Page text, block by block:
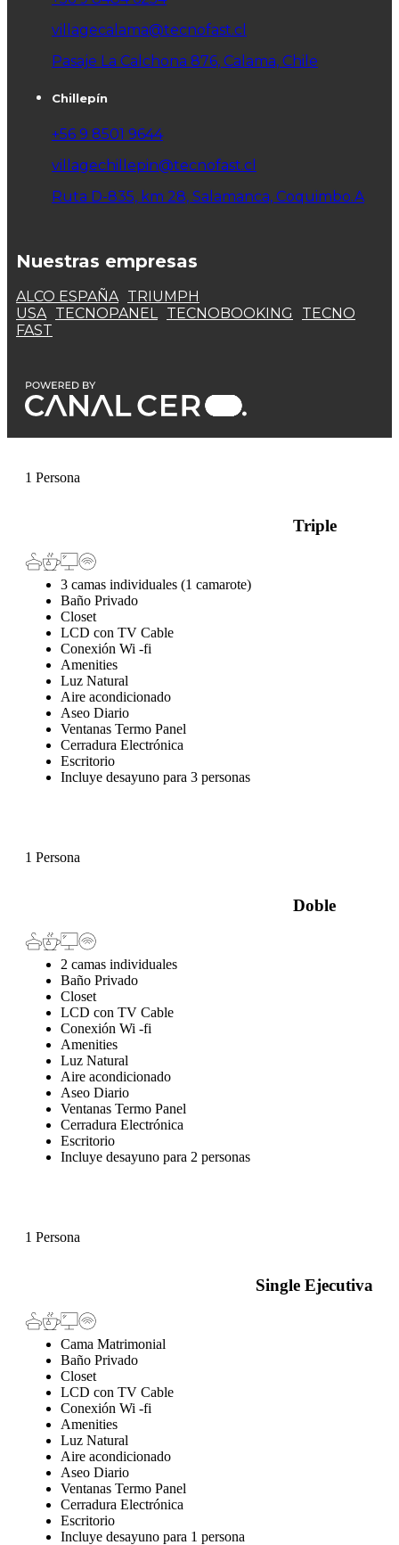
villagecalama@tecnofast.cl
Pasaje La Calchona 876, Calama, Chile
Chillepín
+56 9 8501 9644
villagechillepin@tecnofast.cl
Ruta D-835, km 28, Salamanca, Coquimbo.A
Nuestras empresas
ALCO ESPAÑA TRIUMPH
USA TECNOPANEL TECNOBOOKING
TECNO
FAST
1 Persona
Triple
3 camas individuales (1 camarote)
Baño Privado
Closet
LCD con TV Cable
Conexión Wi -fi
Amenities
Luz Natural
Aire acondicionado
Aseo Diario
Ventanas Termo Panel
Cerradura Electrónica
Escritorio
Incluye desayuno para 3 personas
1 Persona
Doble
2 camas individuales
Baño Privado
Closet
LCD con TV Cable
Conexión Wi -fi
Amenities
Luz Natural
Aire acondicionado
Aseo Diario
Ventanas Termo Panel
Cerradura Electrónica
Escritorio
Incluye desayuno para 2 personas
1 Persona
Single Ejecutiva
Cama Matrimonial
Baño Privado
Closet
LCD con TV Cable
Conexión Wi -fi
Amenities
Luz Natural
Aire acondicionado
Aseo Diario
Ventanas Termo Panel
Cerradura Electrónica
Escritorio
Incluye desayuno para 1 persona